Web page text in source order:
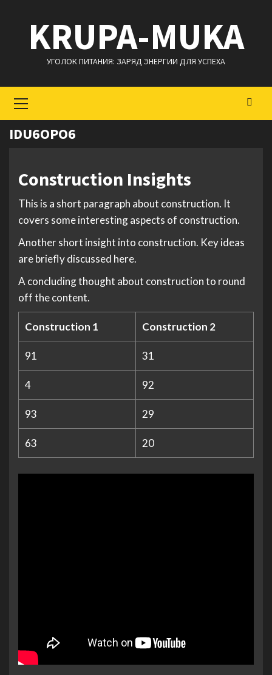
содержимому
KRUPA-MUKA
УГОЛОК ПИТАНИЯ: ЗАРЯД ЭНЕРГИИ ДЛЯ УСПЕХА
меню
IDU6OPO6
Construction Insights
This is a short paragraph about construction. It
covers some interesting aspects of construction.
Another short insight into construction. Key ideas
are briefly discussed here.
A concluding thought about construction to round
off the content.
Construction 1 Construction 2
91 31
4 92
93 29
63 20